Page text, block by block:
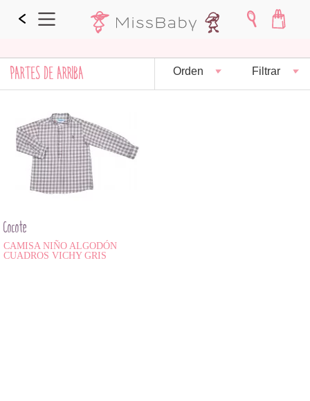
PARTES DE ARRIBA Orden Filtrar
Cocote
CAMISA NIÑO ALGODÓN
CUADROS VICHY GRIS